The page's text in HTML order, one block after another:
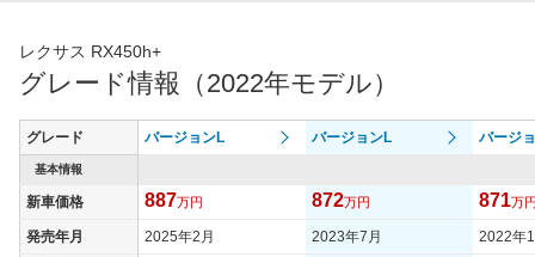
レクサス RX450h+
グレード情報（2022年モデル）
グレード バージョンL バージョンL バージ
基本情報
新車価格 887万円 872万円 871万
発売年月 2025年2月 2023年7月 2022年